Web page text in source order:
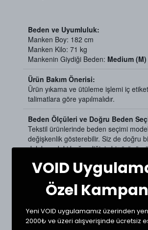
Beden ve Uyumluluk:
Manken Boy: 182 cm
Manken Kilo: 71 kg
Mankenin Giydiği Beden: Medium (M)
Ürün Bakım Önerisi:
Ürün yıkama ve ütüleme işlemi iç
talimatlara göre yapılmalıdır.
Beden Ölçüleri ve Doğru Beden
Tekstil ürünlerinde beden seçimi
değişkenlik gösterebilir. Siz de doğru
dolabınızdaki beğendiğiniz bir ürünün
Ölçülerde +1/-1 cm farklılık olabilir.
Beden Bel (cm)
Small
32
VOID
Özel
Yeni VOID uygulamamız üzerinden
2000₺ ve üzeri alışverişinde ücretsiz